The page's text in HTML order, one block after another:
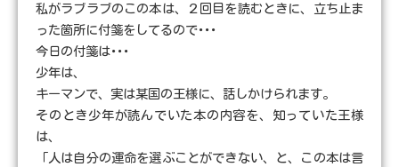
私がラブラブのこの本は、２回目を読むときに、立ち止ま
った箇所に付箋をしてるので･･･
今日の付箋は･･･
少年は、
キーマンで、実は某国の王様に、話しかけられます。
そのとき少年が読んでいた本の内容を、知っていた王様
は、
「人は自分の運命を選ぶことができない、と、この本は言